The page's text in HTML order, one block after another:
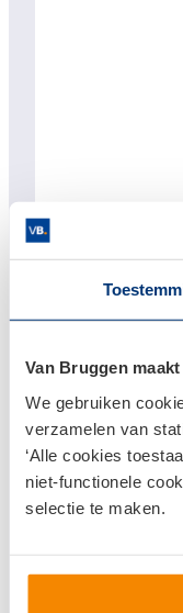
Van Bruggen
We gebruiken
verzamelen van
‘Alle cookies
niet-functionele
selectie te maken.
Hypotheek
Actuele
Financieel